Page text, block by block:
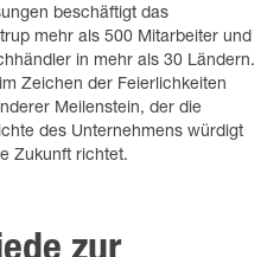
beschäftigt das
mehr als 500 Mitarbeiter und
in mehr als 30 Ländern.
Zeichen der Feierlichkeiten
Meilenstein, der die
des Unternehmens würdigt
Zukunft richtet.